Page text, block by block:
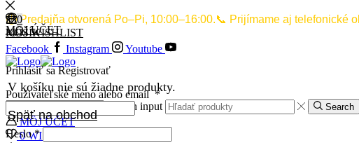
🕙 Predajňa otvorená Po–Pi, 10:00–16:00.📞 Prijímame aj telefonické
Facebook Instagram Youtube
Search input Search
MÔJ ÚČET
MÔJ ÚČET
Prihlásiť saRegistrovať
Použivateľské meno alebo email*
Heslo*
0WISHLIST
0
MÔJ WISHLIST
0
KOŠÍK
V košíku nie sú žiadne produkty.
Späť na obchod